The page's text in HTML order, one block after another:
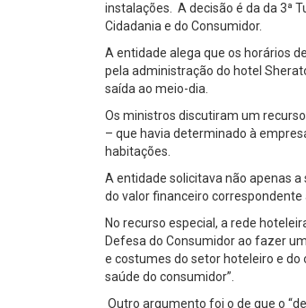
instalações. A decisão é da da 3ª
Cidadania e do Consumidor.
A entidade alega que os horários
pela administração do hotel
saída ao meio-dia.
Os ministros discutiram um
– que havia determinado à
habitações.
A entidade solicitava não apenas
do valor financeiro correspondente
No recurso especial, a rede
Defesa do Consumidor ao fazer
e costumes do setor hoteleiro e
saúde do consumidor”.
Outro argumento foi o de que o